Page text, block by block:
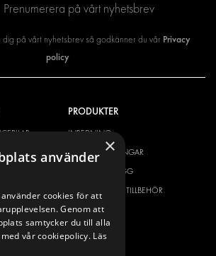
Prenumerera på vårt nyhetsbrev
på vårt nyhetsbrev så godkänner du vår Privacy
policy
PRODUKTER
INREDNING
DELIVERYLÖSNINGAR
GOLV OCH VÄGG
ELSYSTEM OCH TILLBEHÖR
FÄRDIGA KIT
×
använder
cookies för att
Genom att
samtycker du till alla
vår cookiepolicy. Läs